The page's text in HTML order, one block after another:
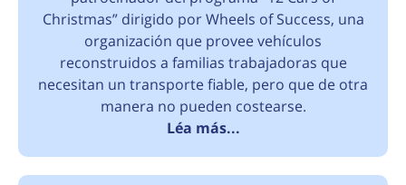
Christmas” dirigido por Wheels of Success, una
organización que provee vehículos
reconstruidos a familias trabajadoras que
necesitan un transporte fiable, pero que de otra
manera no pueden costearse.
Léa más...